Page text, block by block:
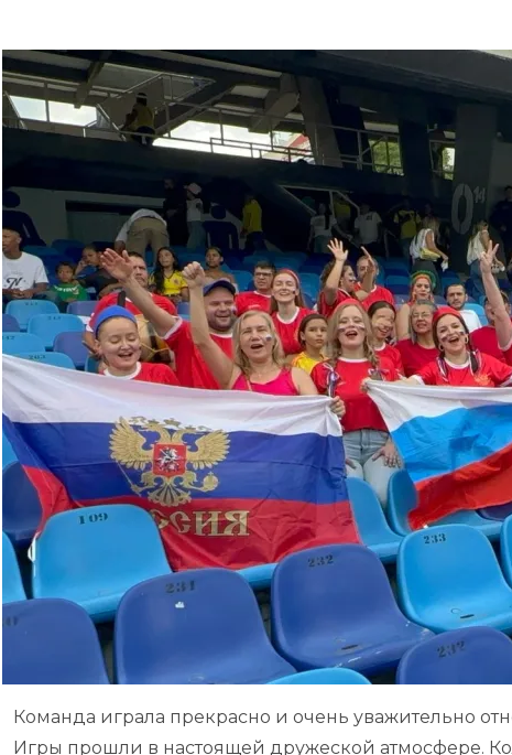
Команда играла прекрасно и очень уважительно
Игры прошли в настоящей дружеской атмосфере.